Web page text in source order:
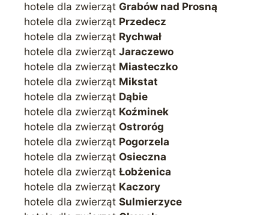
hotele dla zwierząt Grabów nad Prosną
hotele dla zwierząt Przedecz
hotele dla zwierząt Rychwał
hotele dla zwierząt Jaraczewo
hotele dla zwierząt Miasteczko
hotele dla zwierząt Mikstat
hotele dla zwierząt Dąbie
hotele dla zwierząt Koźminek
hotele dla zwierząt Ostroróg
hotele dla zwierząt Pogorzela
hotele dla zwierząt Osieczna
hotele dla zwierząt Łobżenica
hotele dla zwierząt Kaczory
hotele dla zwierząt Sulmierzyce